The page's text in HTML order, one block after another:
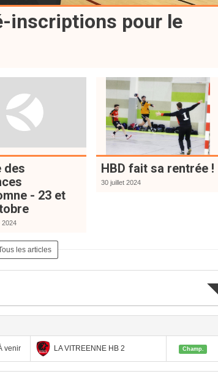
inscriptions pour le
des
- 23 et
2024
HBD fait sa rentrée !
30 juillet 2024
les articles
venir LA VITREENNE HB 2 Champ.